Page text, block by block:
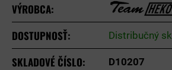
VÝROBCA:
DOSTUPNOSŤ:
Distribučný
SKLADOVÉ ČÍSLO: D10207